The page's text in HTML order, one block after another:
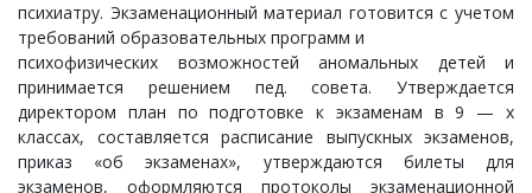
психиатру. Экзаменационный материал готовится с учетом
требований образовательных программ и
психофизических возможностей аномальных детей и
принимается решением пед. совета. Утверждается
директором план по подготовке к экзаменам в 9 — х
классах, составляется расписание выпускных экзаменов,
приказ «об экзаменах», утверждаются билеты для
экзаменов, оформляются протоколы экзаменационной